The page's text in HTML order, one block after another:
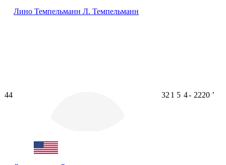
Лино Темпельманн Л. Темпельманн
44 32 1 5 4- 2220 ʼ